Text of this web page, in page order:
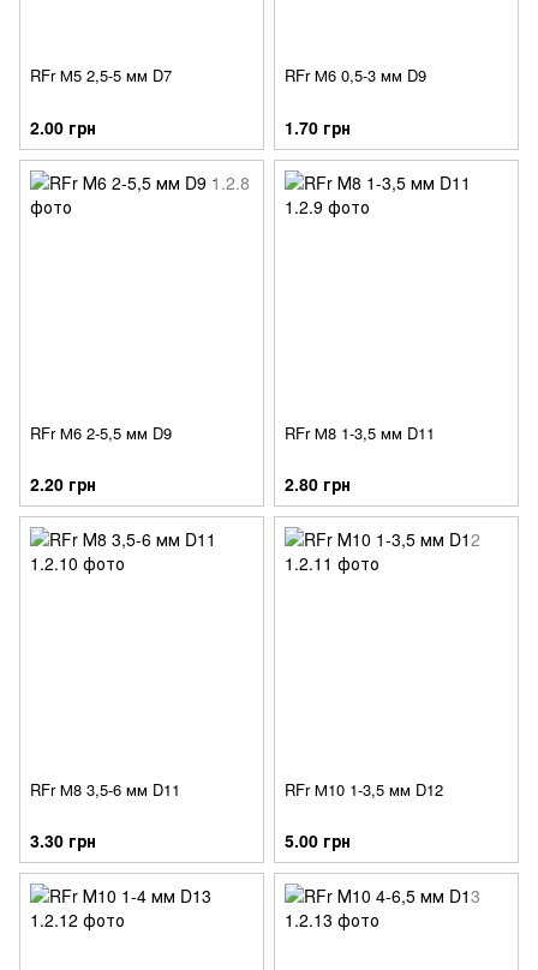
RFr М5 2,5-5 мм D7
2.00 грн
RFr М6 0,5-3 мм D9
1.70 грн
RFr М6 2-5,5 мм D9
2.20 грн
RFr М8 1-3,5 мм D11
2.80 грн
RFr М8 3,5-6 мм D11
3.30 грн
RFr М10 1-3,5 мм D12
5.00 грн